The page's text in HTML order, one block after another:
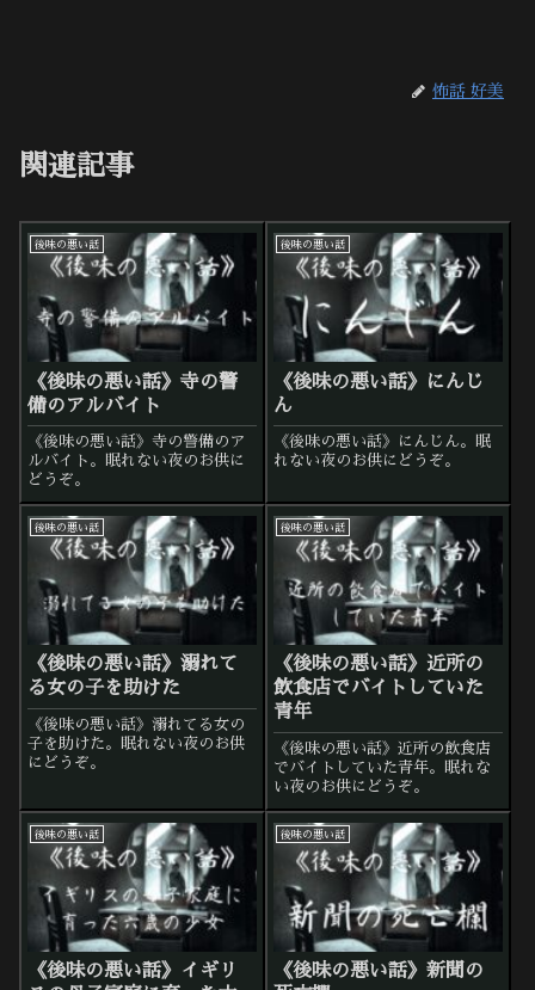
怖話 好美
関連記事
後味の悪い話
《後味の悪い話》寺の警
備のアルバイト
《後味の悪い話》寺の警備のア
ルバイト。眠れない夜のお供に
どうぞ。
後味の悪い話
《後味の悪い話》にんじ
ん
《後味の悪い話》にんじん。眠
れない夜のお供にどうぞ。
後味の悪い話
《後味の悪い話》溺れて
る女の子を助けた
《後味の悪い話》溺れてる女の
子を助けた。眠れない夜のお供
にどうぞ。
後味の悪い話
《後味の悪い話》近所の
飲食店でバイトしていた
青年
《後味の悪い話》近所の飲食店
でバイトしていた青年。眠れな
い夜のお供にどうぞ。
後味の悪い話
《後味の悪い話》イギリ
後味の悪い話
《後味の悪い話》新聞の